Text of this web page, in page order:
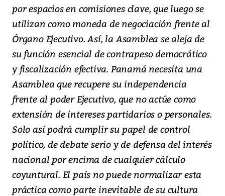
por espacios en comisiones clave, que luego se
utilizan como moneda de negociación frente al
Órgano Ejecutivo. Así, la Asamblea se aleja de
su función esencial de contrapeso democrático
y fiscalización efectiva. Panamá necesita una
Asamblea que recupere su independencia
frente al poder Ejecutivo, que no actúe como
extensión de intereses partidarios o personales.
Solo así podrá cumplir su papel de control
político, de debate serio y de defensa del interés
nacional por encima de cualquier cálculo
coyuntural. El país no puede normalizar esta
práctica como parte inevitable de su cultura